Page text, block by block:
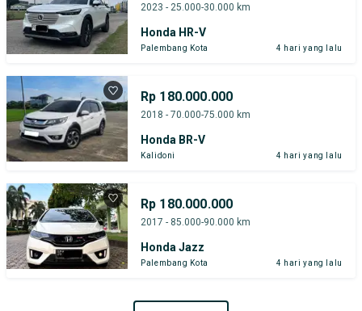
2023 - 25.000-30.000 km
Honda HR-V
Palembang Kota 4 hari yang lalu
Rp 180.000.000
2018 - 70.000-75.000 km
Honda BR-V
Kalidoni 4 hari yang lalu
Rp 180.000.000
2017 - 85.000-90.000 km
Honda Jazz
Palembang Kota 4 hari yang lalu